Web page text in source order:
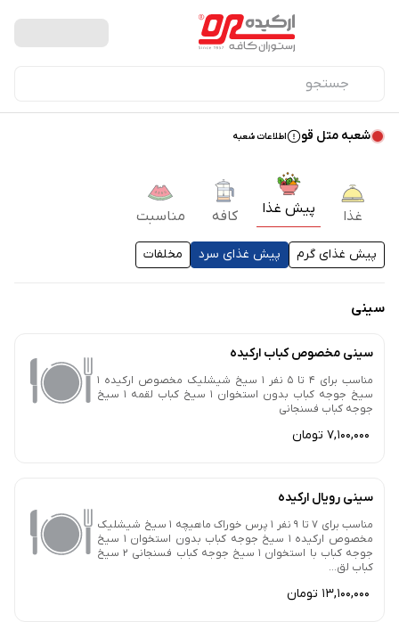
شعبه متل قو اطلاعات شعبه
غذا پیش غذا کافه مناسبت
پیش غذای گرم پیش غذای سرد مخلفات
سینی
سینی مخصوص کباب ارکیده
مناسب برای 4 تا 5 نفر 1 سیخ شیشلیک مخصوص ارکیده 1
سیخ جوجه کباب بدون استخوان 1 سیخ کباب لقمه 1 سیخ
جوجه کباب فسنجانی
7,100,000 تومان
سینی رویال ارکیده
مناسب برای 7 تا 9 نفر 1 پرس خوراک ماهیچه 1 سیخ شیشلیک
مخصوص ارکیده 1 سیخ جوجه کباب بدون استخوان 1 سیخ
جوجه کباب با استخوان 1 سیخ جوجه کباب فسنجانی 2 سیخ
کباب لق...
13,100,000 تومان